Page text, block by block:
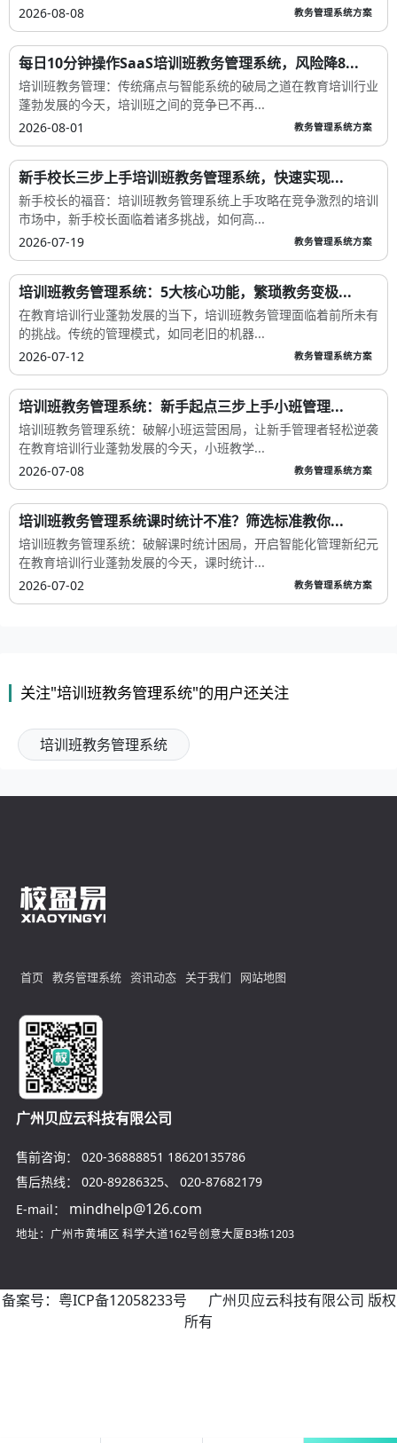
2026-08-08
教务管理系统方案
每日10分钟操作SaaS培训班教务管理系统，风险降8...
培训班教务管理：传统痛点与智能系统的破局之道在教育培训行业
蓬勃发展的今天，培训班之间的竞争已不再...
2026-08-01
教务管理系统方案
新手校长三步上手培训班教务管理系统，快速实现...
新手校长的福音：培训班教务管理系统上手攻略在竞争激烈的培训
市场中，新手校长面临着诸多挑战，如何高...
2026-07-19
教务管理系统方案
培训班教务管理系统：5大核心功能，繁琐教务变极...
在教育培训行业蓬勃发展的当下，培训班教务管理面临着前所未有
的挑战。传统的管理模式，如同老旧的机器...
2026-07-12
教务管理系统方案
培训班教务管理系统：新手起点三步上手小班管理...
培训班教务管理系统：破解小班运营困局，让新手管理者轻松逆袭
在教育培训行业蓬勃发展的今天，小班教学...
2026-07-08
教务管理系统方案
培训班教务管理系统课时统计不准？筛选标准教你...
培训班教务管理系统：破解课时统计困局，开启智能化管理新纪元
在教育培训行业蓬勃发展的今天，课时统计...
2026-07-02
教务管理系统方案
关注"培训班教务管理系统"的用户还关注
培训班教务管理系统
首页 教务管理系统 资讯动态 关于我们 网站地图
广州贝应云科技有限公司
售前咨询： 020-36888851 18620135786
售后热线：
020-89286325、 020-87682179
E-mail：
mindhelp@126.com
地址：广州市黄埔区 科学大道162号创意大厦B3栋1203
备案号： 粤ICP备12058233号 广州贝应云科技有限公司 版权
所有